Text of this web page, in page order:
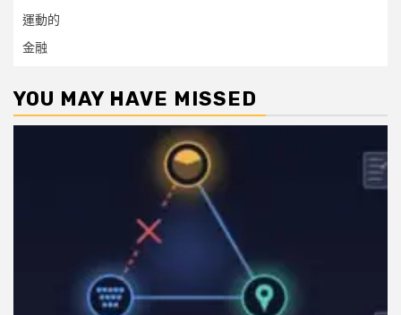
運動的
金融
YOU MAY HAVE MISSED